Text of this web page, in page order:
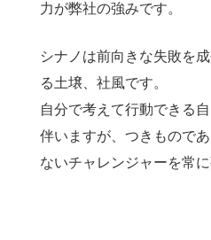
力が弊社の強みです。
シナノは前向きな失敗を
る土壌、社風です。
自分で考えて行動できる
伴いますが、つきもので
ないチャレンジャーを常に